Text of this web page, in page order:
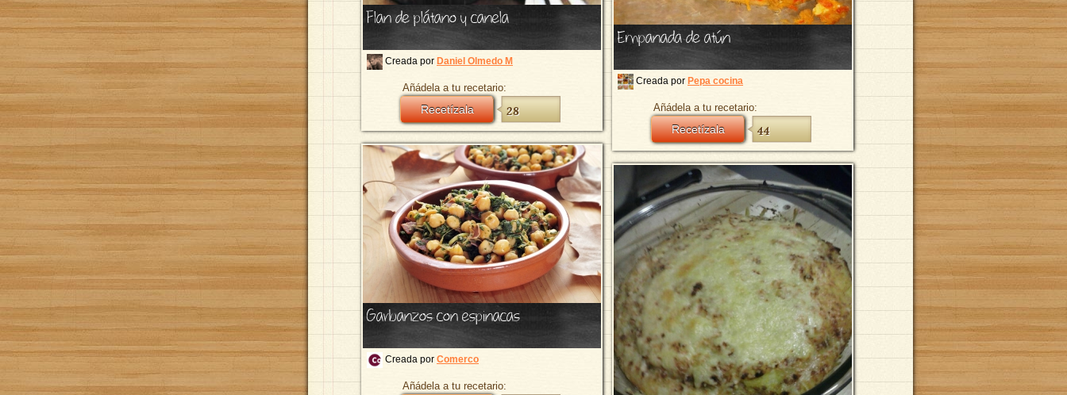
Flan de plátano y canela
Creada por Daniel Olmedo M
Añádela a tu recetario:
Recetízala 28
Empanada de atún
Creada por Pepa cocina
Añádela a tu recetario:
Recetízala 44
Garbanzos con espinacas
Creada por Comerco
Añádela a tu recetario: